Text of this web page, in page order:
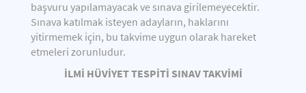
başvuru yapılamayacak ve sınava girilemeyecektir.
Sınava katılmak isteyen adayların, haklarını
yitirmemek için, bu takvime uygun olarak hareket
etmeleri zorunludur.
İLMİ HÜVİYET TESPİTİ SINAV TAKVİMİ